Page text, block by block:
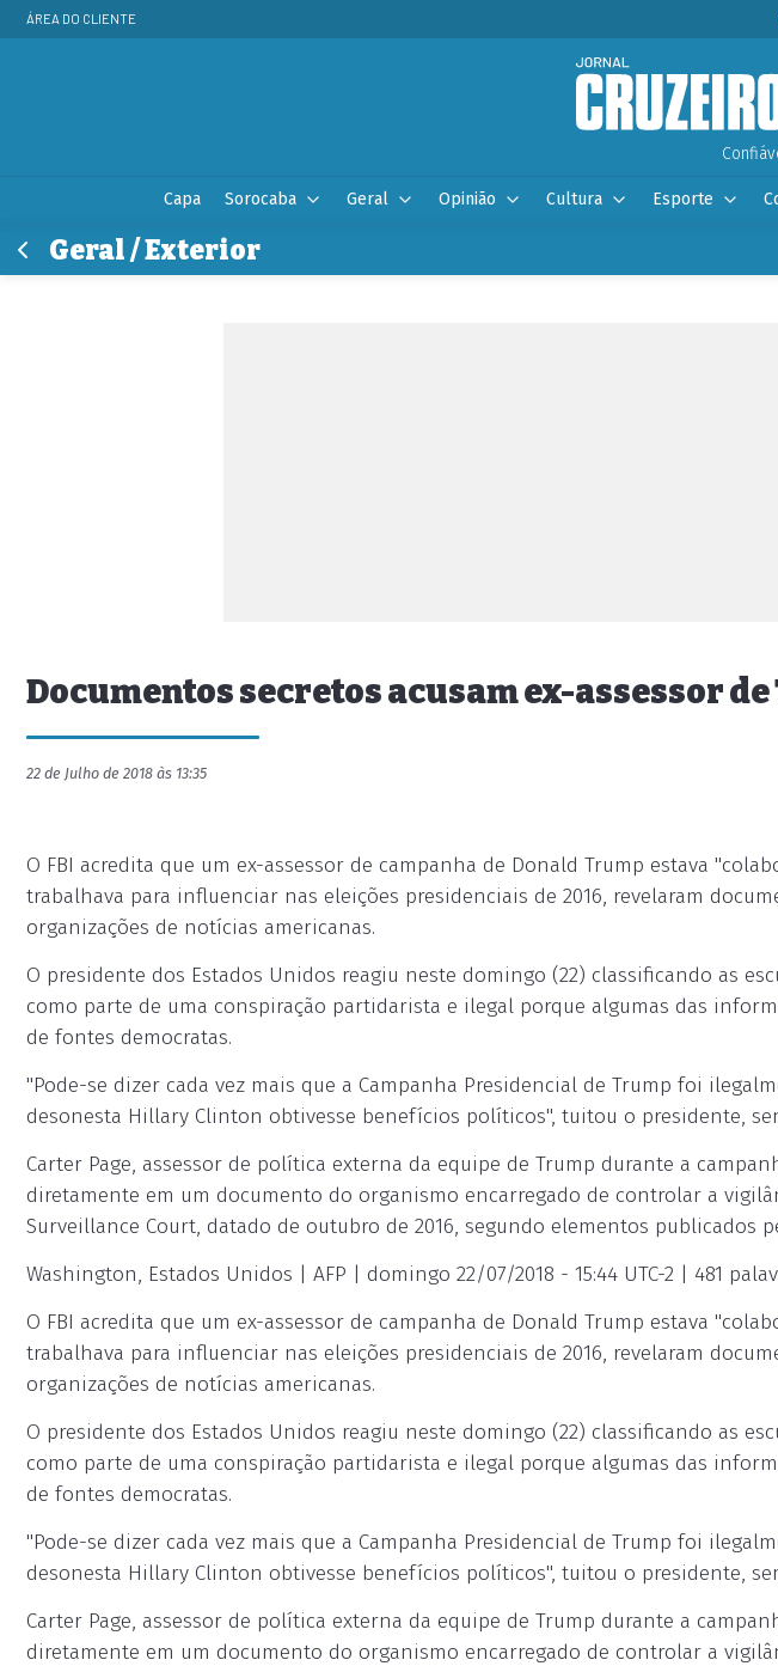
ÁREA DO CLIENTE
Capa Sorocaba Geral Opinião Cultura Esporte
Geral / Exterior
Documentos secretos acusam ex-assessor
22 de Julho de 2018 às 13:35
O FBI acredita que um ex-assessor de campanha de Donald Trump estava
trabalhava para influenciar nas eleições presidenciais de 2016, revelaram
organizações de notícias americanas.
O presidente dos Estados Unidos reagiu neste domingo (22) classificando as
como parte de uma conspiração partidarista e ilegal porque algumas das
de fontes democratas.
"Pode-se dizer cada vez mais que a Campanha Presidencial de Trump foi
desonesta Hillary Clinton obtivesse benefícios políticos", tuitou o presidente,
Carter Page, assessor de política externa da equipe de Trump durante a
diretamente em um documento do organismo encarregado de controlar a
Surveillance Court, datado de outubro de 2016, segundo elementos publicados
Washington, Estados Unidos | AFP | domingo 22/07/2018 - 15:44 UTC-2 | 481
O FBI acredita que um ex-assessor de campanha de Donald Trump estava
trabalhava para influenciar nas eleições presidenciais de 2016, revelaram
organizações de notícias americanas.
O presidente dos Estados Unidos reagiu neste domingo (22) classificando as
como parte de uma conspiração partidarista e ilegal porque algumas das
de fontes democratas.
"Pode-se dizer cada vez mais que a Campanha Presidencial de Trump foi
desonesta Hillary Clinton obtivesse benefícios políticos", tuitou o presidente,
Carter Page, assessor de política externa da equipe de Trump durante a
diretamente em um documento do organismo encarregado de controlar a